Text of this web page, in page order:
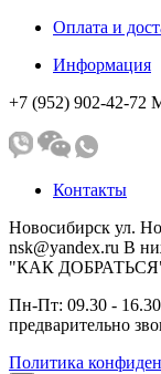
Оплата и
Информация
+7 (952) 902-42-72
Контакты
Новосибирск ул.
nsk@yandex.ru В
"КАК ДОБРАТЬСЯ".
Пн-Пт: 09.30 -
предварительно
Политика